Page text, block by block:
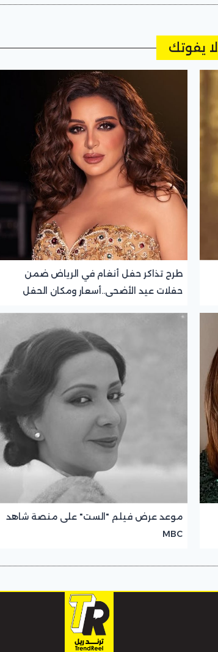
لا يفوتك
طرح تذاكر حفل أنغام في الرياض ضمن
حفلات عيد الأضحى..أسعار ومكان الحفل
موعد عرض فيلم "الست" على منصة شاهد
MBC